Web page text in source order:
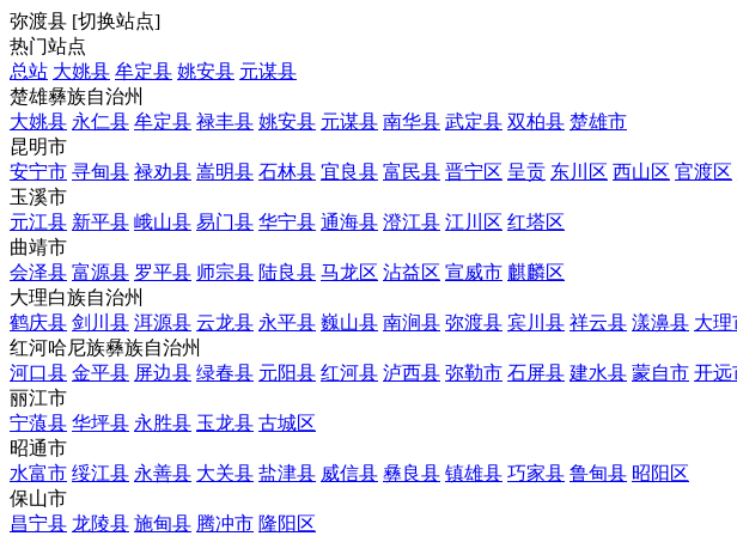
弥渡县 [切换站点]
热门站点
总站 大姚县 牟定县 姚安县 元谋县
楚雄彝族自治州
大姚县 永仁县 牟定县 禄丰县 姚安县 元谋县 南华县 武定县 双柏县 楚雄市
昆明市
安宁市 寻甸县 禄劝县 嵩明县 石林县 宜良县 富民县 晋宁区 呈贡 东川区 西山区 官渡区
玉溪市
元江县 新平县 峨山县 易门县 华宁县 通海县 澄江县 江川区 红塔区
曲靖市
会泽县 富源县 罗平县 师宗县 陆良县 马龙区 沾益区 宣威市 麒麟区
大理白族自治州
鹤庆县 剑川县 洱源县 云龙县 永平县 巍山县 南涧县 弥渡县 宾川县 祥云县 漾濞县 大理
红河哈尼族彝族自治州
河口县 金平县 屏边县 绿春县 元阳县 红河县 泸西县 弥勒市 石屏县 建水县 蒙自市 开远
丽江市
宁蒗县 华坪县 永胜县 玉龙县 古城区
昭通市
水富市 绥江县 永善县 大关县 盐津县 威信县 彝良县 镇雄县 巧家县 鲁甸县 昭阳区
保山市
昌宁县 龙陵县 施甸县 腾冲市 隆阳区